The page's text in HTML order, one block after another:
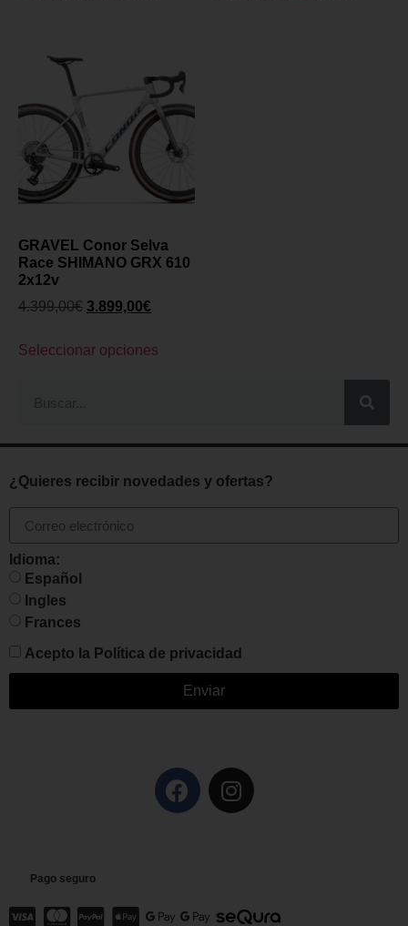
GRAVEL Conor Selva
Race SHIMANO GRX 610
2x12v
4.399,00€ 3.899,00€
Seleccionar opciones
¿Quieres recibir novedades y ofertas?
Idioma:
Español
Ingles
Frances
Acepto la Política de privacidad
Enviar
Pago seguro